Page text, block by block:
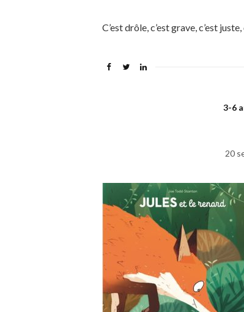
C’est drôle, c’est grave, c’est
3-6
20